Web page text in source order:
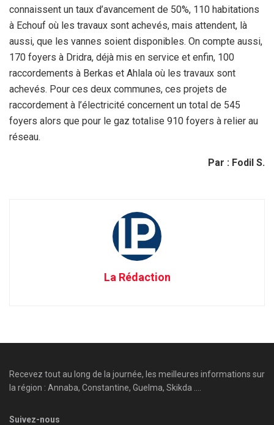
connaissent un taux d’avancement de 50%, 110 habitations
à Echouf où les travaux sont achevés, mais attendent, là
aussi, que les vannes soient disponibles. On compte aussi,
170 foyers à Dridra, déjà mis en service et enfin, 100
raccordements à Berkas et Ahlala où les travaux sont
achevés. Pour ces deux communes, ces projets de
raccordement à l’électricité concernent un total de 545
foyers alors que pour le gaz totalise 910 foyers à relier au
réseau.
Par : Fodil S.
La Rédaction
Recevez tout au long de la journée, les meilleures informations sur
la région : Annaba, Constantine, Guelma, Skikda ....
Suivez-nous